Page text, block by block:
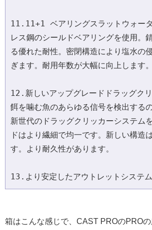
11.11+1 ベアリングスラットウォー
レス鋼のシールドベアリングを使用。
る優れた耐性。密閉構造により塩水の
ぎます。耐用年数が大幅に向上します。
12.新しいアップグレードドラッグク
餌を噛む魚のあらゆる信号を検出する
新世代のドラッグクリッカーシステム
ドはより繊細で均一です。新しい構造
す。より耐久性があります。
13.より安定したアウトレットシステム
箱はこんな感じで、CAST PROのPRO